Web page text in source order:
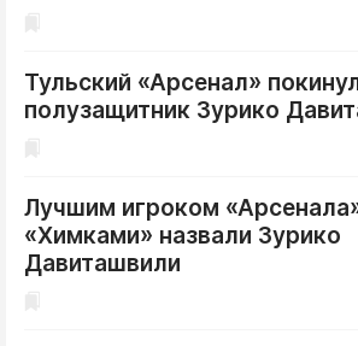
Тула предпринимательская
ДоброЦентр
Тульский «Арсенал»
полузащитник Зурико
Лучшим игроком
«Химками» назвали Зурико
Давиташвили